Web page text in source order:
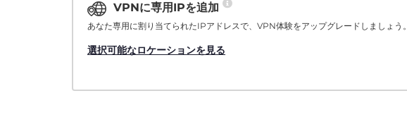
VPNに専用IPを追加
あなた専用に割り当てられたIPアドレスで、VPN体験をアップグレードしましょう。
選択可能なロケーションを見る